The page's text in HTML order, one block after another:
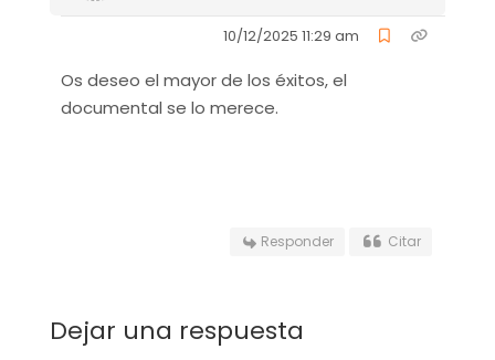
10/12/2025 11:29 am
Os deseo el mayor de los éxitos, el
documental se lo merece.
Responder Citar
Dejar una respuesta